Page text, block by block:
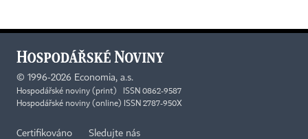
© 1996-2026 Economia, a.s.
Hospodářské noviny (print) ISSN 0862-9587
Hospodářské noviny (online) ISSN 2787-950X
Certifikováno Sledujte nás